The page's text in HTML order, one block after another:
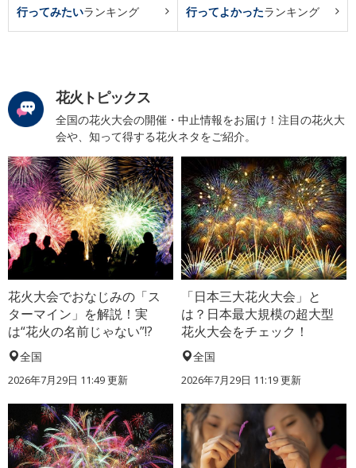
行ってみたいランキング 行ってよかったランキング
花火トピックス
全国の花火大会の開催・中止情報をお届け！注目の花火大
会や、知って得する花火ネタをご紹介。
花火大会でおなじみの「ス
ターマイン」を解説！実
は“花火の名前じゃない”!?
全国
2026年7月29日 11:49 更新
「日本三大花火大会」と
は？日本最大規模の超大型
花火大会をチェック！
全国
2026年7月29日 11:19 更新